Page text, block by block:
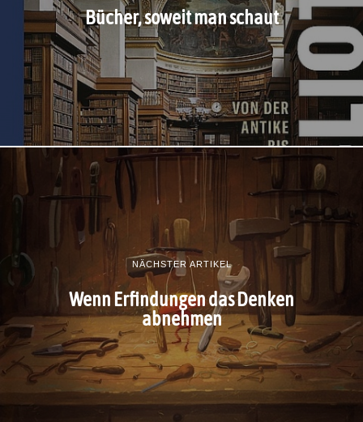
Bücher, soweit man schaut
NÄCHSTER ARTIKEL
Wenn Erfindungen das Denken
abnehmen